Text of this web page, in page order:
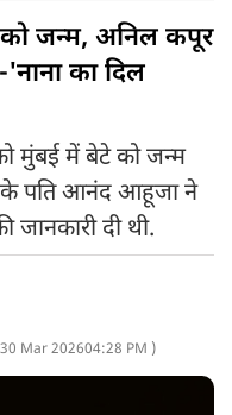
जन्म, अनिल कपूर
का दिल
मुंबई में बेटे को जन्म
के पति आनंद आहूजा ने
जानकारी दी थी.
Mar 202604:28 PM )